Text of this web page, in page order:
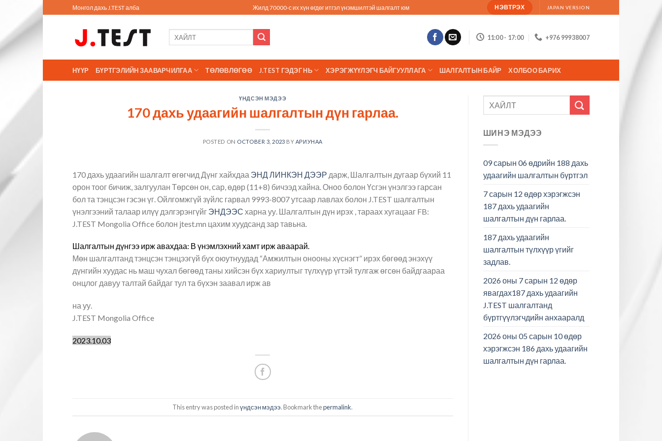
Skip
to
Монгол дахь J.TEST алба Жилд 70000-с их хүн өгдөг итгэл үнэмшилтэй шалгалт юм НЭВТРЭХ JAPAN VERSION
11:00 - 17:00 +976 99938007
НҮҮР БҮРТГЭЛИЙН ЗААВАРЧИЛГАА ТӨЛӨВЛӨГӨӨ J.TEST ГЭДЭГ НЬ ХЭРЭГЖҮҮЛЭГЧ БАЙГУУЛЛАГА ШАЛГАЛТЫН БАЙР ХОЛБОО БАРИХ
ҮНДСЭН МЭДЭЭ
170 дахь удаагийн шалгалтын дүн гарлаа.
POSTED ON OCTOBER 3, 2023 BY АРИУНАА
170 дахь удаагийн шалгалт өгөгчид Дүнг хайхдаа ЭНД ЛИНКЭН ДЭЭР дарж, Шалгалтын дугаар бүхий 11
орон тоог бичиж, залгуулан Төрсөн он, сар, өдөр (11+8) бичээд хайна. Оноо болон Үсгэн үнэлгээ гарсан
бол та тэнцсэн гэсэн үг. Ойлгомжгүй зүйлс гарвал 9993-8007 утсаар лавлах болон J.TEST шалгалтын
үнэлгээний талаар илүү дэлгэрэнгүйг ЭНДЭЭС харна уу. Шалгалтын дүн ирэх , тараах хугацааг FB:
J.TEST Mongolia Office болон jtest.mn цахим хуудсанд зар тавьна.
Шалгалтын дүнгээ ирж авахдаа: В үнэмлэхний хамт ирж аваарай.
Мөн шалгалтанд тэнцсэн тэнцээгүй бүх оюутнуудад “Амжилтын онооны хүснэгт” ирэх бөгөөд энэхүү
дүнгийн хуудас нь маш чухал бөгөөд таны хийсэн бүх хариултыг түлхүүр үгтэй тулгаж өгсөн байдгаараа
онцлог давуу талтай байдаг тул та бүхэн заавал ирж ав
на уу.
J.TEST Mongolia Office
2023.10.03
This entry was posted inүндсэн мэдээ. Bookmark thepermalink.
ШИНЭ МЭДЭЭ
09 сарын 06 өдрийн 188 дахь
удаагийн шалгалтын бүртгэл
7 сарын 12 өдөр хэрэгжсэн
187 дахь удаагийн
шалгалтын дүн гарлаа.
187 дахь удаагийн
шалгалтын түлхүүр үгийг
задлав.
2026 оны 7 сарын 12 өдөр
явагдах187 дахь удаагийн
J.TEST шалгалтанд
бүртгүүлэгчдийн анхааралд
2026 оны 05 сарын 10 өдөр
хэрэгжсэн 186 дахь удаагийн
шалгалтын дүн гарлаа.